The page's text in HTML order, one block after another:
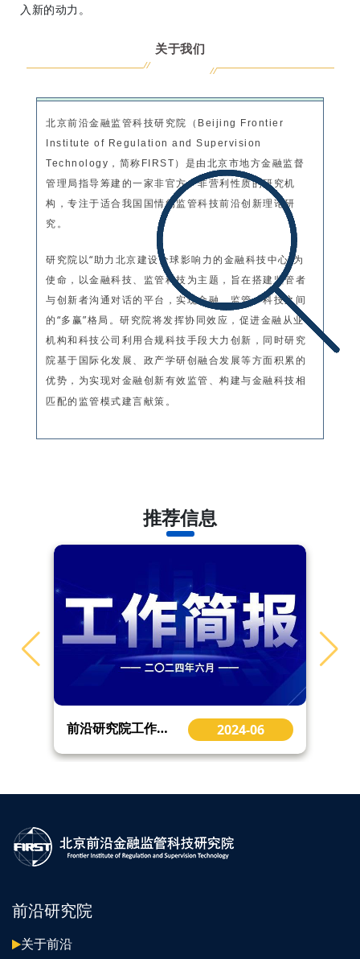
入新的动力。
关于我们
北京前沿金融监管科技研究院（ Beijing Frontier
Institute of Regulation and Supervision
Technology ，简称 FIRST ）是由北京市地方金融监督
管理局指导筹建的一家非官方、非营利性质的研究机
构，专注于适合我国国情的监管科技前沿创新理论研
究。
研究院以“助力北京建设全球影响力的金融科技中心”为
使命，以金融科技、监管科技为主题，旨在搭建监管者
与创新者沟通对话的平台，实现金融、监管、科技之间
的“多赢”格局。研究院将发挥协同效应，促进金融从业
机构和科技公司利用合规科技手段大力创新，同时研究
院基于国际化发展、政产学研创融合发展等方面积累的
优势，为实现对金融创新有效监管、构建与金融科技相
匹配的监管模式建言献策。
推荐信息
前沿研究院工作简报（2024年6月） 2024-06
前沿研究院
关于前沿